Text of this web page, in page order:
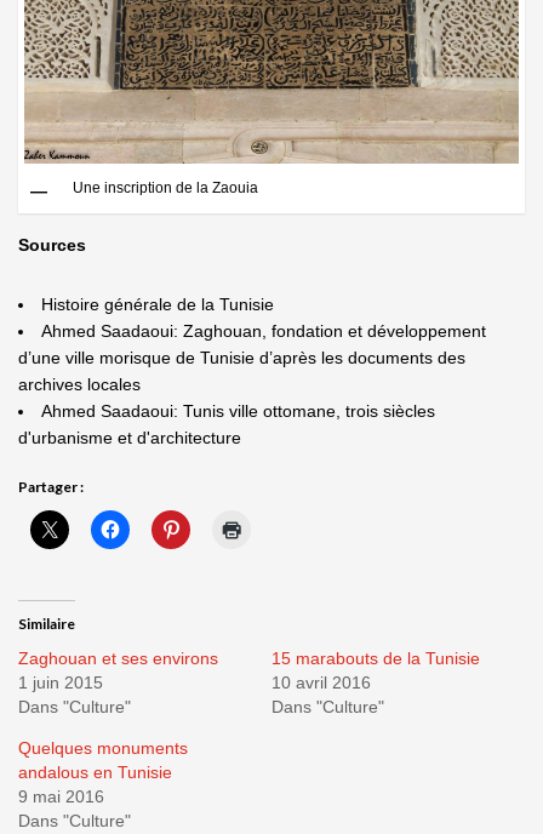
Une inscription de la Zaouia
Sources
Histoire générale de la Tunisie
Ahmed Saadaoui: Zaghouan, fondation et développement
d’une ville morisque de Tunisie d’après les documents des
archives locales
Ahmed Saadaoui: Tunis ville ottomane, trois siècles
d'urbanisme et d'architecture
Partager :
Similaire
Zaghouan et ses environs
1 juin 2015
Dans "Culture"
15 marabouts de la Tunisie
10 avril 2016
Dans "Culture"
Quelques monuments
andalous en Tunisie
9 mai 2016
Dans "Culture"